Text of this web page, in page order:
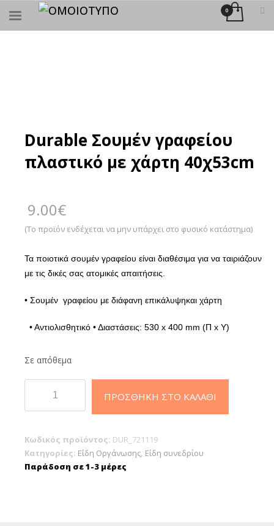
ΑΝΑΖΉΤΗΣΗ
Durable Σουμέν γραφείου
πλαστικό με χάρτη 40χ53cm
9.00€
(Το προϊόν ενδέχεται να μην υπάρχει στο φυσικό κατάστημα)
Τα ποιοτικά σουμέν γραφείου είναι διαθέσιμα για να ταιριάζουν
με τις δικές σας ατομικές απαιτήσεις.
• Σουμέν γραφείου με διάφανη επικάλυψηκαι χάρτη
• Αντιολισθητικό • Διαστάσεις: 530 x 400 mm (Π x Υ)
Σε απόθεμα
Σουμέν
με
χάρτη
ΠΡΟΣΘΉΚΗ ΣΤΟ ΚΑΛΆΘΙ
Κωδικός προϊόντος: DUR_721119
Κατηγορίες: Είδη Οργάνωσης, Είδη συνεδρίου
Παράδοση σε 1-3 μέρες